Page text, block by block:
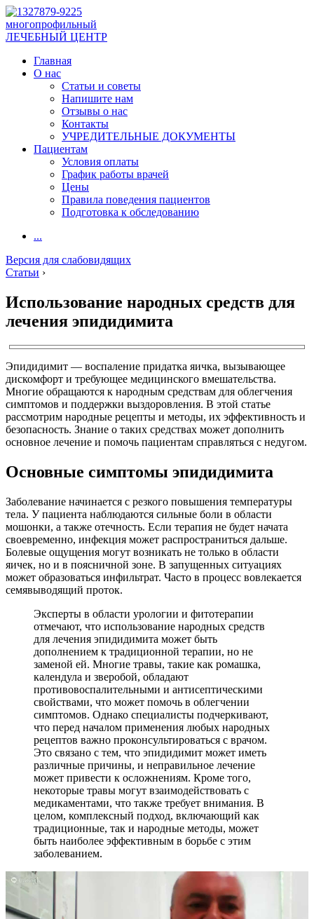
многопрофильный
ЛЕЧЕБНЫЙ ЦЕНТР
Главная
О нас
Статьи и советы
Напишите нам
Отзывы о нас
Контакты
УЧРЕДИТЕЛЬНЫЕ ДОКУМЕНТЫ
Пациентам
Условия оплаты
График работы врачей
Цены
Правила поведения пациентов
Подготовка к обследованию
...
Версия для слабовидящих
Статьи ›
Использование народных средств для
лечения эпидидимита
Эпидидимит — воспаление придатка яичка, вызывающее
дискомфорт и требующее медицинского вмешательства.
Многие обращаются к народным средствам для облегчения
симптомов и поддержки выздоровления. В этой статье
рассмотрим народные рецепты и методы, их эффективность и
безопасность. Знание о таких средствах может дополнить
основное лечение и помочь пациентам справляться с недугом.
Основные симптомы эпидидимита
Заболевание начинается с резкого повышения температуры
тела. У пациента наблюдаются сильные боли в области
мошонки, а также отечность. Если терапия не будет начата
своевременно, инфекция может распространиться дальше.
Болевые ощущения могут возникать не только в области
яичек, но и в поясничной зоне. В запущенных ситуациях
может образоваться инфильтрат. Часто в процесс вовлекается
семявыводящий проток.
Эксперты в области урологии и фитотерапии
отмечают, что использование народных средств
для лечения эпидидимита может быть
дополнением к традиционной терапии, но не
заменой ей. Многие травы, такие как ромашка,
календула и зверобой, обладают
противовоспалительными и антисептическими
свойствами, что может помочь в облегчении
симптомов. Однако специалисты подчеркивают,
что перед началом применения любых народных
рецептов важно проконсультироваться с врачом.
Это связано с тем, что эпидидимит может иметь
различные причины, и неправильное лечение
может привести к осложнениям. Кроме того,
некоторые травы могут взаимодействовать с
медикаментами, что также требует внимания. В
целом, комплексный подход, включающий как
традиционные, так и народные методы, может
быть наиболее эффективным в борьбе с этим
заболеванием.